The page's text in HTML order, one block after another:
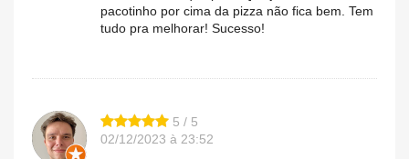
pacotinho por cima da pizza não fica bem. Tem
tudo pra melhorar! Sucesso!
5 / 5
02/12/2023 à 23:52